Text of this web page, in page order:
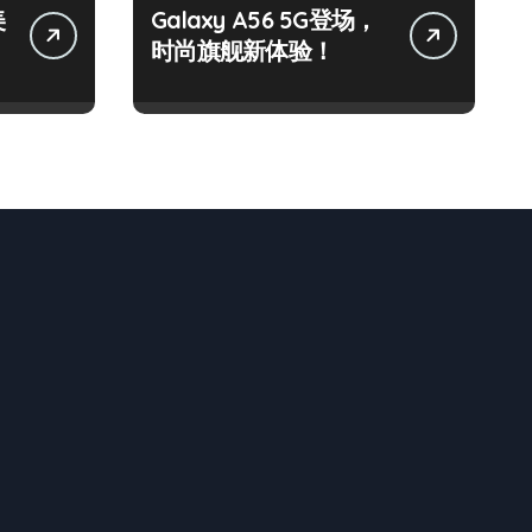
Galaxy A56 5G登场，
时尚旗舰新体验！